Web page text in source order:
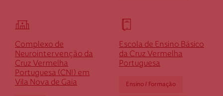
Cruz Vermelha Póvoa de Lanhoso
Av. de Rendufinho, n. 131
Complexo de
Neurointervenção da
Cruz Vermelha
Portuguesa (CNI) em
Vila Nova de Gaia
Escola de Ensino Básico
da Cruz Vermelha
Portuguesa
Ensino / Formação